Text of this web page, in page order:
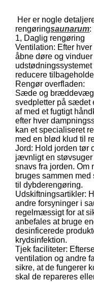
Her er nogle
rengøringsaunarum:
1, Daglig rengøring
Ventilation: Efter
åbne døre og
reducere
Rengør overfladen:
Sæde og
svedpletter på
af med et fugtigt
efter hver
kan et specialiseret
med en blød klud til
Jord: Hold jorden tør
jævnligt en støvsuger
snavs fra jorden. Om
bruges sammen
til dybderengøring.
Udskiftningsartikler:
andre forsyninger i
regelmæssigt for at
anbefales at bruge
desinficerede
krydsinfektion.
Tjek faciliteter:
ventilation og andre
sikre, at de fungerer
skal de repareres